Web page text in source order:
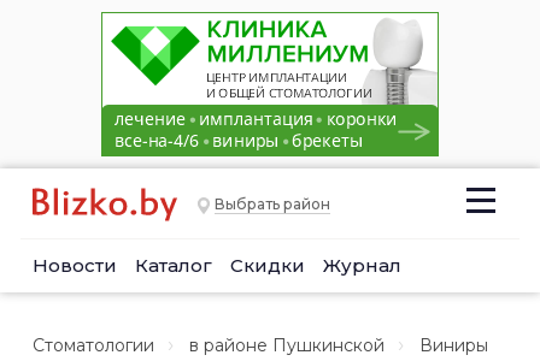
Выбрать район
Новости Каталог Скидки Журнал
Стоматологии в районе Пушкинской Виниры